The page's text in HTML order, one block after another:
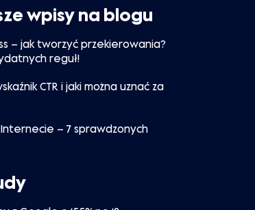
wpisy na blogu
– jak tworzyć przekierowania?
reguł!
CTR i jaki można uznać za
– 7 sprawdzonych